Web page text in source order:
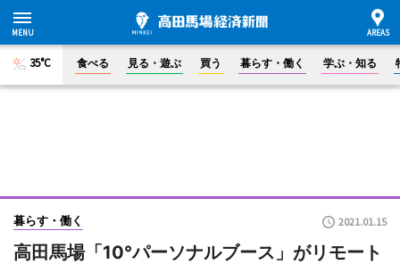
35°C 食べる 見る・遊ぶ 買う 暮らす・働く 学ぶ・知る
暮らす・働く 2021.01.15
高田馬場「10°パーソナルブース」がリモート